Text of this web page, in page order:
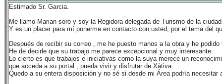
Estimado Sr. Garcia.
Me llamo Marian soro y soy la Regidora delegada de Turismo de la
Y es un placer para mí ponerme en contacto con usted, por el tema del
Después de recibir su correo , me he puesto manos a la obra y he
He de decirle que su trabajo me parece excepcional y muy interesante.
Lo cierto es que trabajos e iniciativas como la suya merece un
que acceda a su portal , pueda vivir y disfrutar de Xàtiva.
Quedo a su entera disposición y no sé si desde mi Área podría